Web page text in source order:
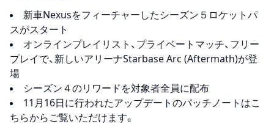
新車Nexusをフィーチャーしたシーズン５ロケットパ
スがスタート
オンラインプレイリスト、プライベートマッチ、フリー
プレイで、新しいアリーナStarbase Arc (Aftermath)が登
場
シーズン４のリワードを対象者全員に配布
11月16日に行われたアップデートのパッチノートはこ
ちらからご覧いただけます。